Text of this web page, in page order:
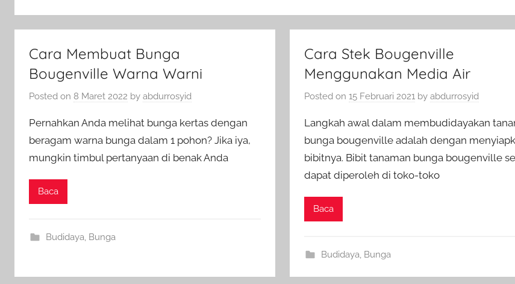
Cara Membuat Bunga
Bougenville Warna Warni
Posted on 8 Maret 2022 by abdurrosyid
Pernahkan Anda melihat bunga kertas dengan
beragam warna bunga dalam 1 pohon? Jika iya,
mungkin timbul pertanyaan di benak Anda
Baca
Budidaya, Bunga
Cara Stek Bougenville
Menggunakan Media Air
Posted on15 Februari 2021 byabdurrosyid
Langkah awal dalam membudidayakan
bunga bougenville adalah dengan
bibitnya. Bibit tanaman bunga bougenville
dapat diperoleh di toko-toko
Baca
Budidaya, Bunga